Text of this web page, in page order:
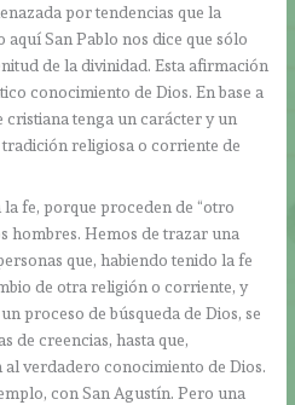
por tendencias que la
San Pablo nos dice que sólo
de la divinidad. Esta afirmación
conocimiento de Dios. En base a
cristiana tenga un carácter y un
religiosa o corriente de
fe, porque proceden de “otro
hombres. Hemos de trazar una
que, habiendo tenido la fe
de otra religión o corriente, y
proceso de búsqueda de Dios, se
de creencias, hasta que,
verdadero conocimiento de Dios.
con San Agustín. Pero una